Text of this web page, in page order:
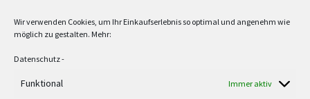
Wir verwenden Cookies, um Ihr Einkaufserlebnis so optimal und angenehm wie
möglich zu gestalten. Mehr:
Datenschutz-
Funktional Immer aktiv
2 Lieferzeiten gelten mit Express-24.
Versandkostenfrei ab 59,90 € Nettowarenwert. Inseln ausgenommen. Unsere
Berufe zur Verwendung in der selbständigen, beruflichen oder gewerblichen